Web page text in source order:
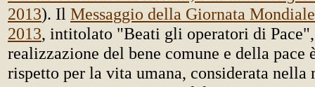
2013). Il Messaggio della Giornata
2013, intitolato "Beati gli operatori di
realizzazione del bene comune e della pace
rispetto per la vita umana, considerata